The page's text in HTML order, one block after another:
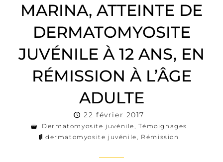
MARINA, ATTEINTE DE
DERMATOMYOSITE
JUVÉNILE À 12 ANS, EN
RÉMISSION À L’ÂGE
ADULTE
22 février 2017
Dermatomyosite juvénile,Témoignages
dermatomyosite juvénile, Rémission